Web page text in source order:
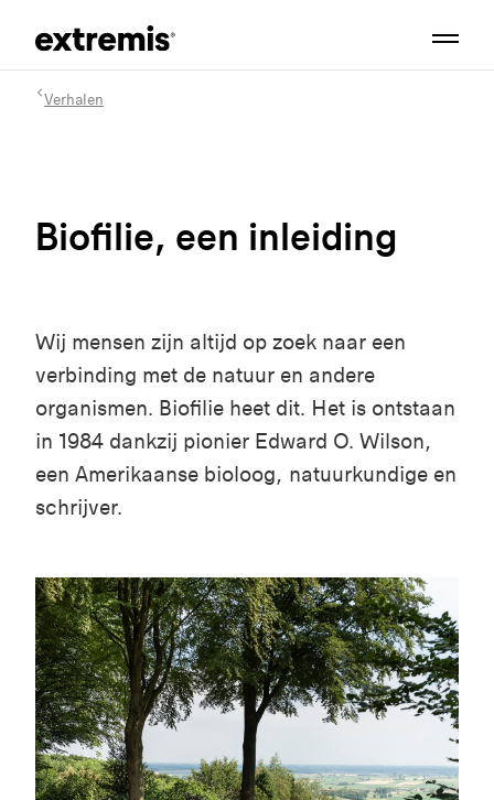
Verhalen
Biofilie, een inleiding
Wij mensen zijn altijd op zoek naar een
verbinding met de natuur en andere
organismen. Biofilie heet dit. Het is ontstaan
in 1984 dankzij pionier Edward O. Wilson,
een Amerikaanse bioloog, natuurkundige en
schrijver.